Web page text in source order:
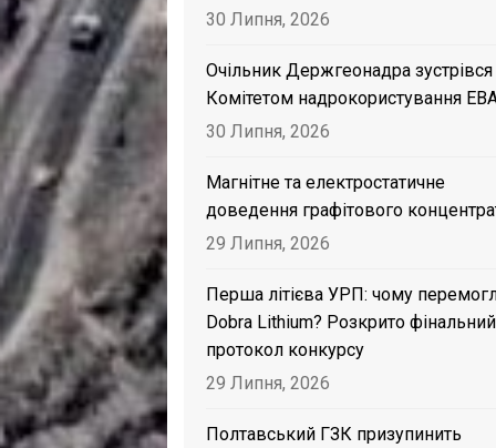
30 Липня, 2026
Очільник Держгеонадра зустрівся
Комітетом надрокористування
30 Липня, 2026
Магнітне та електростатичне
доведення графітового
29 Липня, 2026
Перша літієва УРП: чому
Dobra Lithium? Розкрито фінальний
протокол конкурсу
29 Липня, 2026
Полтавський ГЗК призупинить